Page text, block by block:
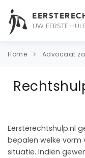
UW EERSTE
ONDERWERPEN
CONTACT
Home Advocaat
Eersterechtshulp.nl
bepalen welke vorm
situatie. Indien